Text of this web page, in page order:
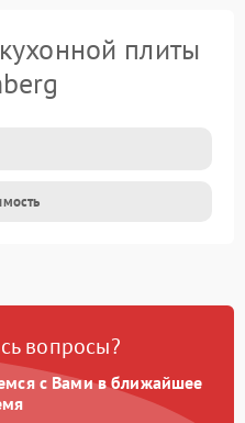
плиты
вопросы?
с Вами в ближайшее